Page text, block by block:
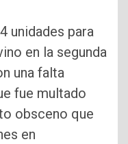
unidades para
en la segunda
una falta
fue multado
obsceno que
en